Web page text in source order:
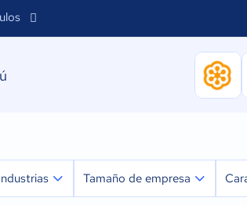
Tamaño de empresa